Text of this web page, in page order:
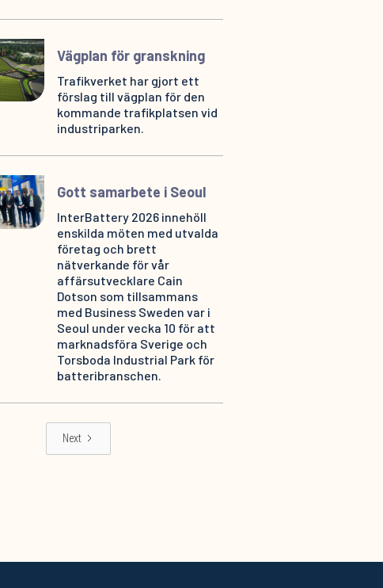
Vägplan för granskning
Trafikverket har gjort ett
förslag till vägplan för den
kommande trafikplatsen vid
industriparken.
Gott samarbete i Seoul
InterBattery 2026 innehöll
enskilda möten med utvalda
företag och brett
nätverkande för vår
affärsutvecklare Cain
Dotson som tillsammans
med Business Sweden var i
Seoul under vecka 10 för att
marknadsföra Sverige och
Torsboda Industrial Park för
batteribranschen.
Next